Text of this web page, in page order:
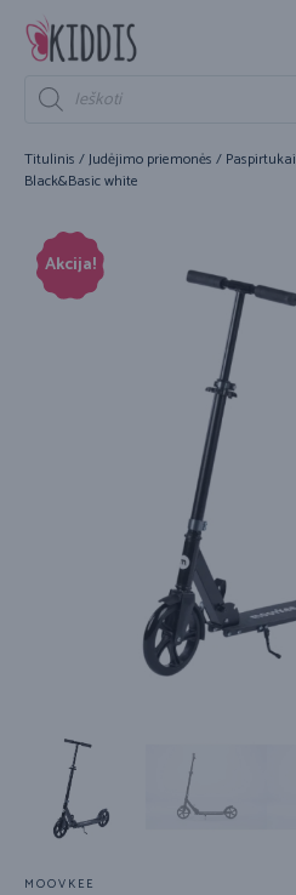
Titulinis /Judėjimo priemonės / Paspirtukai
Black&Basic white
Akcija!
MOOVKEE